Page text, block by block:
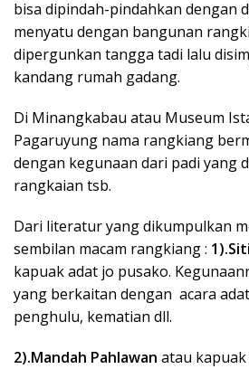
bisa dipindah-pindahkan dengan
menyatu dengan bangunan
dipergunkan tangga tadi lalu
kandang rumah gadang.
Di Minangkabau atau Museum
Pagaruyung nama rangkiang
dengan kegunaan dari padi yang
rangkaian tsb.
Dari literatur yang dikumpulkan
sembilan macam rangkiang :
kapuak adat jo pusako.
yang berkaitan dengan acara
penghulu, kematian dll.
2).Mandah Pahlawan atau